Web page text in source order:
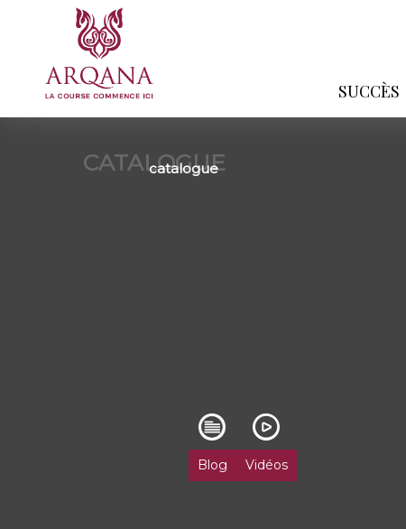
SUCCÈS
CATALOGUE
catalogue
Blog Vidéos